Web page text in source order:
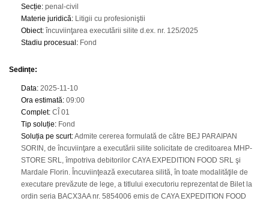
Secție: penal-civil
Materie juridică: Litigii cu profesioniştii
Obiect: încuviinţarea executării silite d.ex. nr. 125/2025
Stadiu procesual : Fond
Sedințe:
Data: 2025-11-10
Ora estimată: 09:00
Complet: CÎ 01
Tip soluție: Fond
Soluția pe scurt:Admite cererea formulată de către BEJ PARAIPAN
SORIN, de încuviinţare a executării silite solicitate de creditoarea MHP-
STORE SRL, împotriva debitorilor CAYA EXPEDITION FOOD SRL şi
Mardale Florin. Încuviinţează executarea silită, în toate modalităţile de
executare prevăzute de lege, a titlului executoriu reprezentat de Bilet la
ordin seria BACX3AA nr. 5854006 emis de CAYA EXPEDITION FOOD